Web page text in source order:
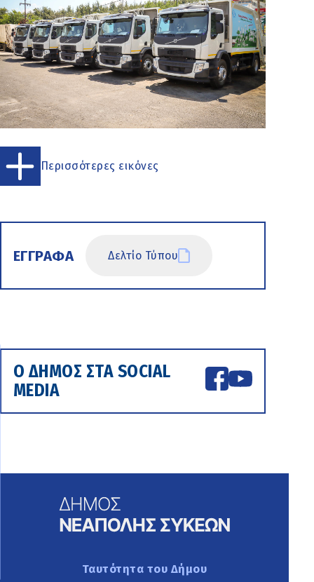
Περισσότερες εικόνες
ΕΓΓΡΑΦΑ Δελτίο Τύπου
Ο ΔΗΜΟΣ ΣΤΑ SOCIAL
MEDIA
Ταυτότητα του Δήμου